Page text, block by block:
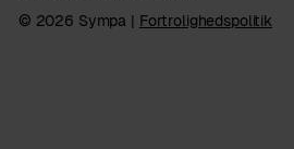
© 2026 Sympa | Fortrolighedspolitik